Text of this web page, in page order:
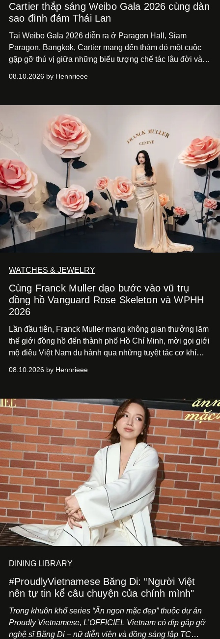
Cartier thắp sáng Weibo Gala 2026 cùng dàn
sao đình đám Thái Lan
Tại Weibo Gala 2026 diễn ra ở Paragon Hall, Siam
Paragon, Bangkok, Cartier mang đến thảm đỏ một cuộc
gặp gỡ thú vị giữa những biểu tượng chế tác lâu đời và
Lan. Sáu gương mặt gồm Tor Thanapob, Jeff Satur, PP
xuất hiện trong những thiết kế Cartier, mỗi người lựa chọn
một ngôn ngữ riêng để diễn giải tinh thần của Maison.
08.10.2026 by Hennrieee
WATCHES & JEWELRY
Cùng Franck Muller dạo bước vào vũ trụ
đồng hồ Vanguard Rose Skeleton và WPHH
2026
Lần đầu tiên, Franck Muller mang không gian thưởng lãm
thế giới đồng hồ đến thành phố Hồ Chí Minh, mời gọi giới
mộ điệu Việt Nam du hành qua những tuyệt tác cơ khí
vừa ra mắt tại sự kiện WPHH 2026.
08.10.2026 by Hennrieee
DINING LIBRARY
#ProudlyVietnamese Băng Di: “Người Việt
nên tự tin kể câu chuyện của chính mình"
Trong khuôn khổ series “Ăn ngon mặc đẹp” thuộc dự án
Proudly Vietnamese, L’OFFICIEL Vietnam có dịp gặp gỡ
nghệ sĩ Băng Di – nữ diễn viên và đồng sáng lập TC